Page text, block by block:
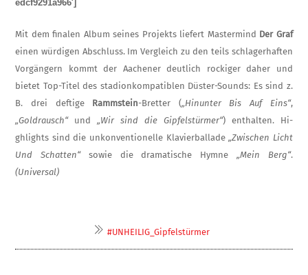
edcf9291a966′]
Mit dem finalen Album seines Projekts liefert Mastermind Der Graf
einen würdigen Ab­schluss. Im Vergleich zu den teils schlager­haften
Vorgängern kommt der Aachener deutlich rockiger daher und
bietet Top-Titel des stadionkompatiblen Düster-Sounds: Es sind z.
B. drei deftige Rammstein-Bretter („Hinunter Bis Auf Eins“,
„Goldrausch“und„Wir sind die Gipfelstürmer“) enthalten. Hi­
ghlights sind die unkonventionelle Klavier­ballade„Zwischen Licht
Und Schatten“so­wie die dramatische Hymne „Mein Berg“.
(Universal)
#UNHEILIG_Gipfelstürmer